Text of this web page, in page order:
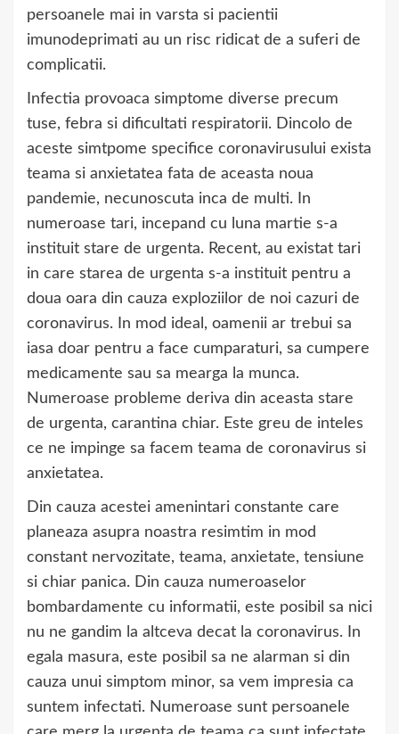
persoanele mai in varsta si pacientii
imunodeprimati au un risc ridicat de a suferi de
complicatii.
Infectia provoaca simptome diverse precum
tuse, febra si dificultati respiratorii. Dincolo de
aceste simtpome specifice coronavirusului exista
teama si anxietatea fata de aceasta noua
pandemie, necunoscuta inca de multi. In
numeroase tari, incepand cu luna martie s-a
instituit stare de urgenta. Recent, au existat tari
in care starea de urgenta s-a instituit pentru a
doua oara din cauza exploziilor de noi cazuri de
coronavirus. In mod ideal, oamenii ar trebui sa
iasa doar pentru a face cumparaturi, sa cumpere
medicamente sau sa mearga la munca.
Numeroase probleme deriva din aceasta stare
de urgenta, carantina chiar. Este greu de inteles
ce ne impinge sa facem teama de coronavirus si
anxietatea.
Din cauza acestei amenintari constante care
planeaza asupra noastra resimtim in mod
constant nervozitate, teama, anxietate, tensiune
si chiar panica. Din cauza numeroaselor
bombardamente cu informatii, este posibil sa nici
nu ne gandim la altceva decat la coronavirus. In
egala masura, este posibil sa ne alarman si din
cauza unui simptom minor, sa vem impresia ca
suntem infectati. Numeroase sunt persoanele